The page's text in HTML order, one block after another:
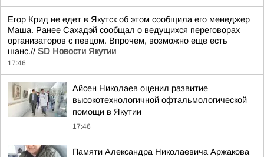
Егор Крид не едет в Якутск об этом сообщила его менеджер
Маша. Ранее Сахадэй сообщал о ведущихся переговорах
организаторов с певцом. Впрочем, возможно еще есть
шанс.// SD Новости Якутии
17:46
Айсен Николаев оценил развитие
высокотехнологичной офтальмологической
помощи в Якутии
17:46
Памяти Александра Николаевича Аржакова